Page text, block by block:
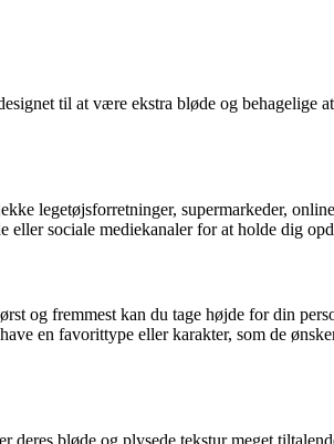
til at være ekstra bløde og
legetøjsforretninger, supermarkeder,
sociale mediekanaler for at holde dig
og fremmest kan du tage højde for din
en favorittype eller karakter, som de
deres bløde og plysede tekstur meget